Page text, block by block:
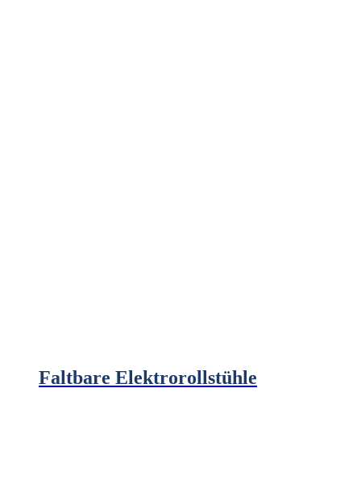
Faltbare Elektrorollstühle